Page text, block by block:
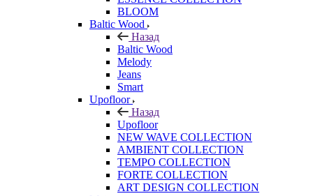
BLOOM
Baltic Wood
Назад
Baltic Wood
Melody
Jeans
Smart
Upofloor
Назад
Upofloor
NEW WAVE COLLECTION
AMBIENT COLLECTION
TEMPO COLLECTION
FORTE COLLECTION
ART DESIGN COLLECTION